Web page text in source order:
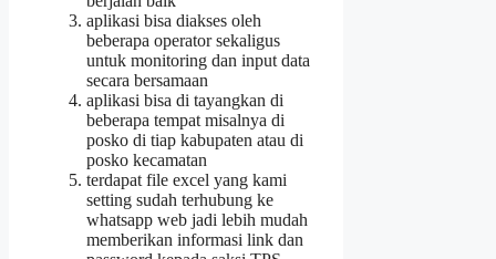
aplikasi bisa diakses oleh
beberapa operator sekaligus
untuk monitoring dan input data
secara bersamaan
aplikasi bisa di tayangkan di
beberapa tempat misalnya di
posko di tiap kabupaten atau di
posko kecamatan
terdapat file excel yang kami
setting sudah terhubung ke
whatsapp web jadi lebih mudah
memberikan informasi link dan